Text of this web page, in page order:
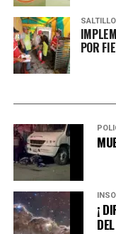
Biblioteca Virtual
Revista Sala de
divulgación
de Cultura de
impresa puede
ediciones
101 cosas que
Segura, obra que
autor como
y ofrece
adentrarse en el
SALTILLO
POR
¡